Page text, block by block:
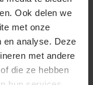
Ook delen we
met onze
en analyse. Deze
met andere
die ze hebben